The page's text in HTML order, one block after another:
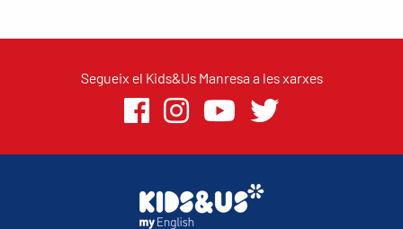
Segueix el Kids&Us Manresa a les xarxes